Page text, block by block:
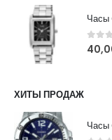
Часы
0
ХИТЫ ПРОДАЖ
Часы